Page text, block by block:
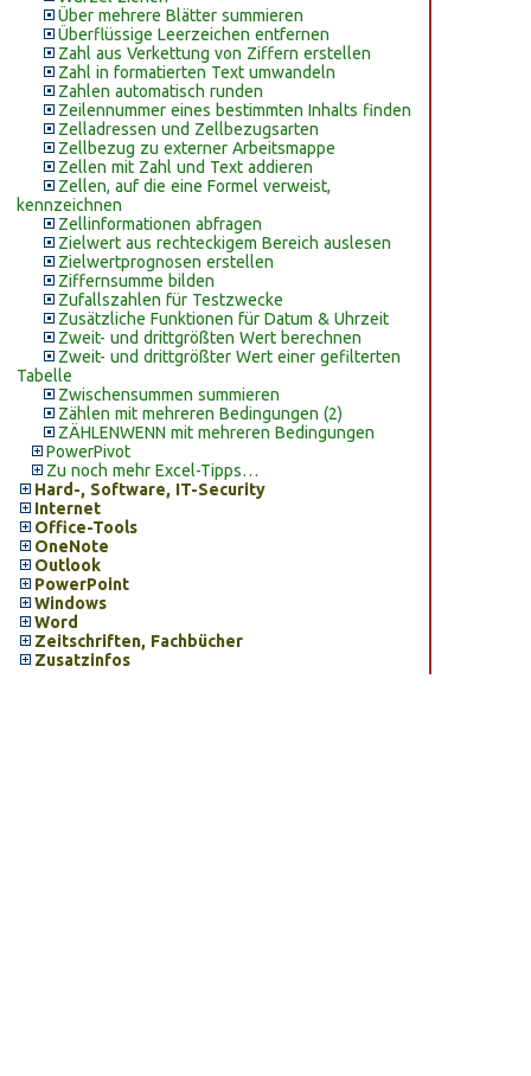
Über mehrere Blätter summieren
Überflüssige Leerzeichen entfernen
Zahl aus Verkettung von Ziffern erstellen
Zahl in formatierten Text umwandeln
Zahlen automatisch runden
Zeilennummer eines bestimmten Inhalts finden
Zelladressen und Zellbezugsarten
Zellbezug zu externer Arbeitsmappe
Zellen mit Zahl und Text addieren
Zellen, auf die eine Formel verweist,
kennzeichnen
Zellinformationen abfragen
Zielwert aus rechteckigem Bereich auslesen
Zielwertprognosen erstellen
Ziffernsumme bilden
Zufallszahlen für Testzwecke
Zusätzliche Funktionen für Datum & Uhrzeit
Zweit- und drittgrößten Wert berechnen
Zweit- und drittgrößter Wert einer gefilterten
Tabelle
Zwischensummen summieren
Zählen mit mehreren Bedingungen (2)
ZÄHLENWENN mit mehreren Bedingungen
PowerPivot
Zu noch mehr Excel-Tipps…
Hard-, Software, IT-Security
Internet
Office-Tools
OneNote
Outlook
PowerPoint
Windows
Word
Zeitschriften, Fachbücher
Zusatzinfos